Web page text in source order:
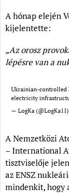
A hónap elején
kijelentette:
„Az orosz
lépésre van a
Ukrainian-controlled
electricity
— LogKa (@LogKa11)
A Nemzetközi
– International
tisztviselője
az ENSZ
mindenkit, hogy